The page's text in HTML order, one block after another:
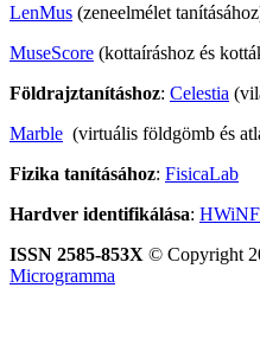
LenMus (zeneelmélet
MuseScore (kottaíráshoz és
Földrajztanításhoz: Celestia
Marble (virtuális földgömb és
Fizika tanításához: FisicaLab
Hardver identifikálása:
ISSN 2585-853X © Copyright
Microgramma